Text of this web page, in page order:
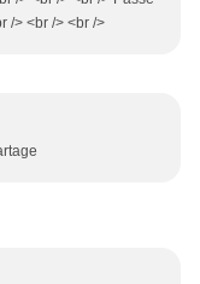
/> <br /> <br />